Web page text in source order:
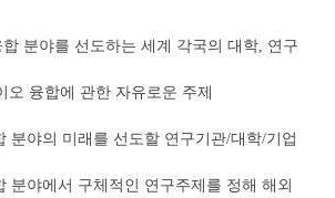
분야를 선도하는 세계 각국의 대학, 연구
오 융합에 관한 자유로운 주제
분야의 미래를 선도할 연구기관/대학/기업
분야에서 구체적인 연구주제를 정해 해외